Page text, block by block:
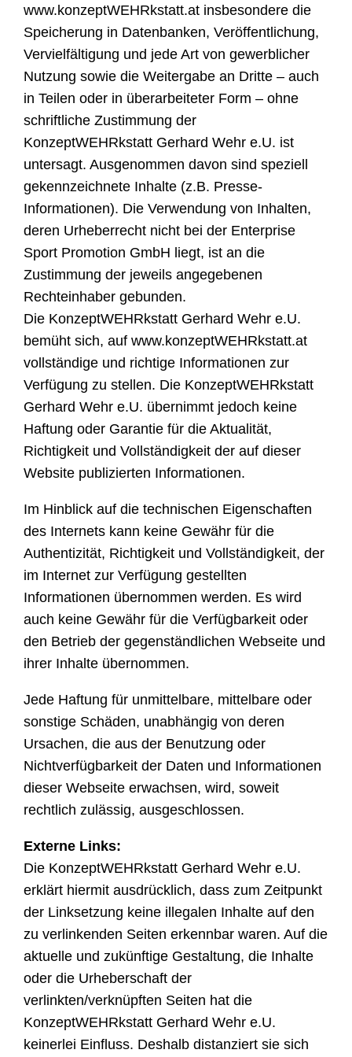
www.konzeptWEHRkstatt.at insbesondere die
Speicherung in Datenbanken, Veröffentlichung,
Vervielfältigung und jede Art von gewerblicher
Nutzung sowie die Weitergabe an Dritte – auch
in Teilen oder in überarbeiteter Form – ohne
schriftliche Zustimmung der
KonzeptWEHRkstatt Gerhard Wehr e.U. ist
untersagt. Ausgenommen davon sind speziell
gekennzeichnete Inhalte (z.B. Presse-
Informationen). Die Verwendung von Inhalten,
deren Urheberrecht nicht bei der Enterprise
Sport Promotion GmbH liegt, ist an die
Zustimmung der jeweils angegebenen
Rechteinhaber gebunden.
Die KonzeptWEHRkstatt Gerhard Wehr e.U.
bemüht sich, auf www.konzeptWEHRkstatt.at
vollständige und richtige Informationen zur
Verfügung zu stellen. Die KonzeptWEHRkstatt
Gerhard Wehr e.U. übernimmt jedoch keine
Haftung oder Garantie für die Aktualität,
Richtigkeit und Vollständigkeit der auf dieser
Website publizierten Informationen.
Im Hinblick auf die technischen Eigenschaften
des Internets kann keine Gewähr für die
Authentizität, Richtigkeit und Vollständigkeit, der
im Internet zur Verfügung gestellten
Informationen übernommen werden. Es wird
auch keine Gewähr für die Verfügbarkeit oder
den Betrieb der gegenständlichen Webseite und
ihrer Inhalte übernommen.
Jede Haftung für unmittelbare, mittelbare oder
sonstige Schäden, unabhängig von deren
Ursachen, die aus der Benutzung oder
Nichtverfügbarkeit der Daten und Informationen
dieser Webseite erwachsen, wird, soweit
rechtlich zulässig, ausgeschlossen.
Externe Links:
Die KonzeptWEHRkstatt Gerhard Wehr e.U.
erklärt hiermit ausdrücklich, dass zum Zeitpunkt
der Linksetzung keine illegalen Inhalte auf den
zu verlinkenden Seiten erkennbar waren. Auf die
aktuelle und zukünftige Gestaltung, die Inhalte
oder die Urheberschaft der
verlinkten/verknüpften Seiten hat die
KonzeptWEHRkstatt Gerhard Wehr e.U.
keinerlei Einfluss. Deshalb distanziert sie sich